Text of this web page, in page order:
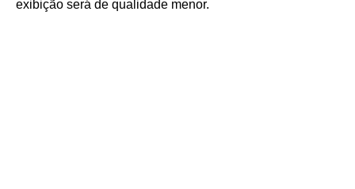
exibição será de qualidade menor.